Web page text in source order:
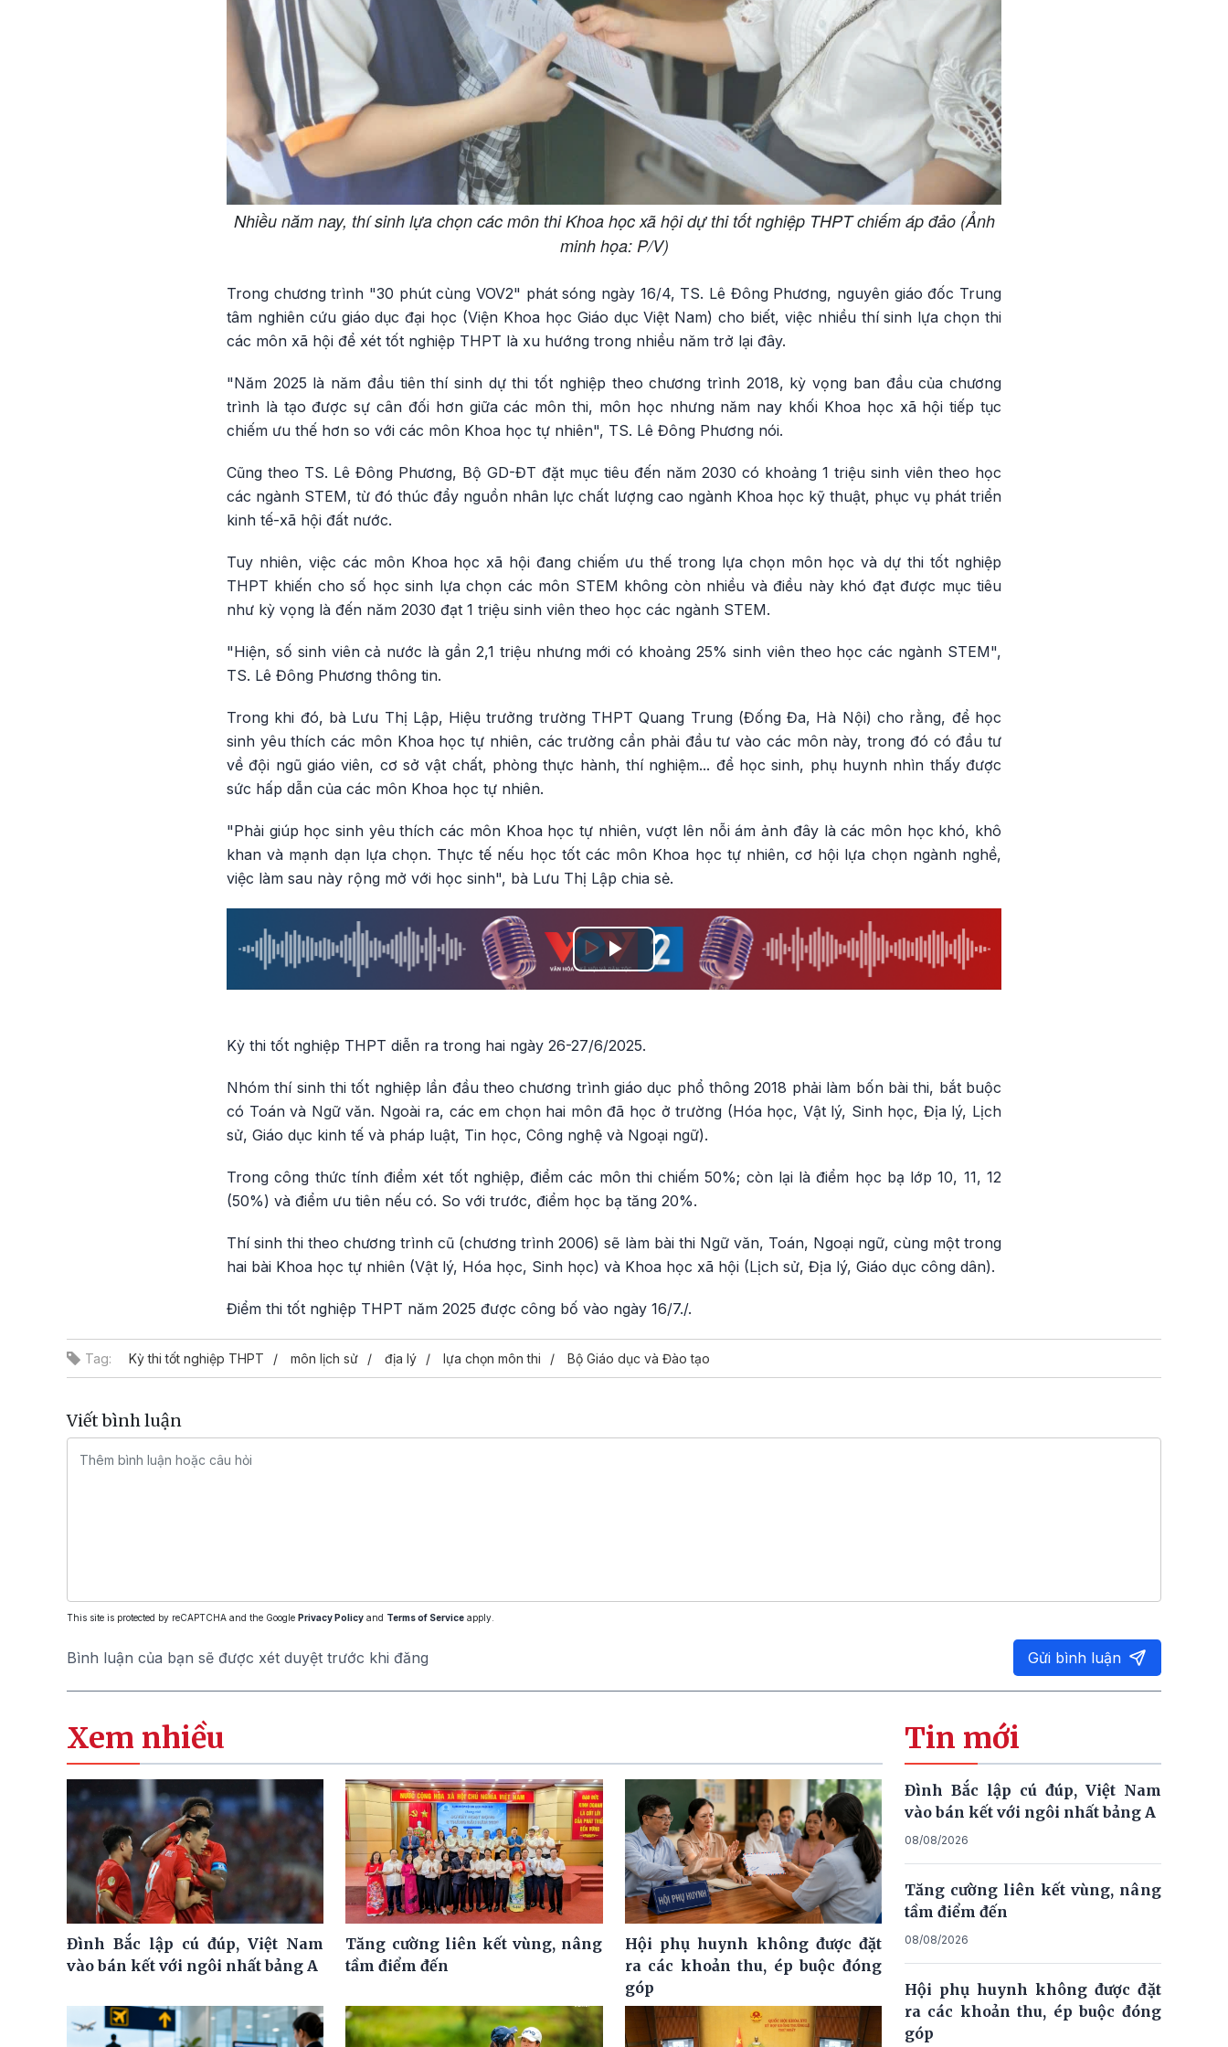
Nhiều năm nay, thí sinh lựa chọn các môn thi Khoa học xã hội dự thi tốt nghiệp THPT chiếm áp đảo (Ảnh
minh họa: P/V)
Trong chương trình "30 phút cùng VOV2" phát sóng ngày 16/4, TS. Lê Đông Phương, nguyên giáo đốc Trung
tâm nghiên cứu giáo dục đại học (Viện Khoa học Giáo dục Việt Nam) cho biết, việc nhiều thí sinh lựa chọn thi
các môn xã hội để xét tốt nghiệp THPT là xu hướng trong nhiều năm trở lại đây.
"Năm 2025 là năm đầu tiên thí sinh dự thi tốt nghiệp theo chương trình 2018, kỳ vọng ban đầu của chương
trình là tạo được sự cân đối hơn giữa các môn thi, môn học nhưng năm nay khối Khoa học xã hội tiếp tục
chiếm ưu thế hơn so với các môn Khoa học tự nhiên", TS. Lê Đông Phương nói.
Cũng theo TS. Lê Đông Phương, Bộ GD-ĐT đặt mục tiêu đến năm 2030 có khoảng 1 triệu sinh viên theo học
các ngành STEM, từ đó thúc đẩy nguồn nhân lực chất lượng cao ngành Khoa học kỹ thuật, phục vụ phát triển
kinh tế-xã hội đất nước.
Tuy nhiên, việc các môn Khoa học xã hội đang chiếm ưu thế trong lựa chọn môn học và dự thi tốt nghiệp
THPT khiến cho số học sinh lựa chọn các môn STEM không còn nhiều và điều này khó đạt được mục tiêu
như kỳ vọng là đến năm 2030 đạt 1 triệu sinh viên theo học các ngành STEM.
"Hiện, số sinh viên cả nước là gần 2,1 triệu nhưng mới có khoảng 25% sinh viên theo học các ngành STEM",
TS. Lê Đông Phương thông tin.
Trong khi đó, bà Lưu Thị Lập, Hiệu trưởng trường THPT Quang Trung (Đống Đa, Hà Nội) cho rằng, để học
sinh yêu thích các môn Khoa học tự nhiên, các trường cần phải đầu tư vào các môn này, trong đó có đầu tư
về đội ngũ giáo viên, cơ sở vật chất, phòng thực hành, thí nghiệm... để học sinh, phụ huynh nhìn thấy được
sức hấp dẫn của các môn Khoa học tự nhiên.
"Phải giúp học sinh yêu thích các môn Khoa học tự nhiên, vượt lên nỗi ám ảnh đây là các môn học khó, khô
khan và mạnh dạn lựa chọn. Thực tế nếu học tốt các môn Khoa học tự nhiên, cơ hội lựa chọn ngành nghề,
việc làm sau này rộng mở với học sinh", bà Lưu Thị Lập chia sẻ.
Play
Kỳ thi tốt nghiệp THPT diễn ra trong hai ngày 26-27/6/2025.
Nhóm thí sinh thi tốt nghiệp lần đầu theo chương trình giáo dục phổ thông 2018 phải làm bốn bài thi, bắt buộc
có Toán và Ngữ văn. Ngoài ra, các em chọn hai môn đã học ở trường (Hóa học, Vật lý, Sinh học, Địa lý, Lịch
sử, Giáo dục kinh tế và pháp luật, Tin học, Công nghệ và Ngoại ngữ).
Trong công thức tính điểm xét tốt nghiệp, điểm các môn thi chiếm 50%; còn lại là điểm học bạ lớp 10, 11, 12
(50%) và điểm ưu tiên nếu có. So với trước, điểm học bạ tăng 20%.
Thí sinh thi theo chương trình cũ (chương trình 2006) sẽ làm bài thi Ngữ văn, Toán, Ngoại ngữ, cùng một trong
hai bài Khoa học tự nhiên (Vật lý, Hóa học, Sinh học) và Khoa học xã hội (Lịch sử, Địa lý, Giáo dục công dân).
Điểm thi tốt nghiệp THPT năm 2025 được công bố vào ngày 16/7./.
Tag: Kỳ thi tốt nghiệp THPT môn lịch sử địa lý lựa chọn môn thi Bộ Giáo dục và Đào tạo
Viết bình luận
This site is protected by reCAPTCHA and the Google Privacy Policy and Terms of Service apply.
Bình luận của bạn sẽ được xét duyệt trước khi đăng Gửi bình luận
Xem nhiều
Đình Bắc lập cú đúp, Việt Nam
vào bán kết với ngôi nhất bảng A
Tăng cường liên kết vùng, nâng
tầm điểm đến
Hội phụ huynh không được đặt
ra các khoản thu, ép buộc đóng
góp
Tin mới
Đình Bắc lập cú đúp, Việt Nam
vào bán kết với ngôi nhất bảng A
08/08/2026
Tăng cường liên kết vùng, nâng
tầm điểm đến
08/08/2026
Hội phụ huynh không được đặt
ra các khoản thu, ép buộc đóng
góp